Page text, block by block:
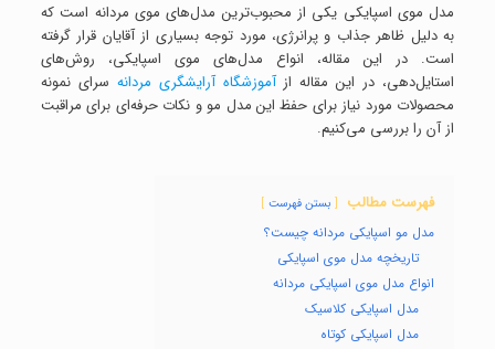
مدل موی اسپایکی یکی از محبوب‌ترین مدل‌های موی مردانه است که
به دلیل ظاهر جذاب و پرانرژی، مورد توجه بسیاری از آقایان قرار گرفته
است. در این مقاله، انواع مدل‌های موی اسپایکی، روش‌های
استایل‌دهی، در این مقاله ازآموزشگاه آرایشگری مردانه سرای نمونه
محصولات مورد نیاز برای حفظ این مدل مو و نکات حرفه‌ای برای مراقبت
از آن را بررسی می‌کنیم.
فهرست مطالب بستن فهرست
مدل مو اسپایکی مردانه چیست؟
تاریخچه مدل موی اسپایکی
انواع مدل موی اسپایکی مردانه
مدل اسپایکی کلاسیک
مدل اسپایکی کوتاه